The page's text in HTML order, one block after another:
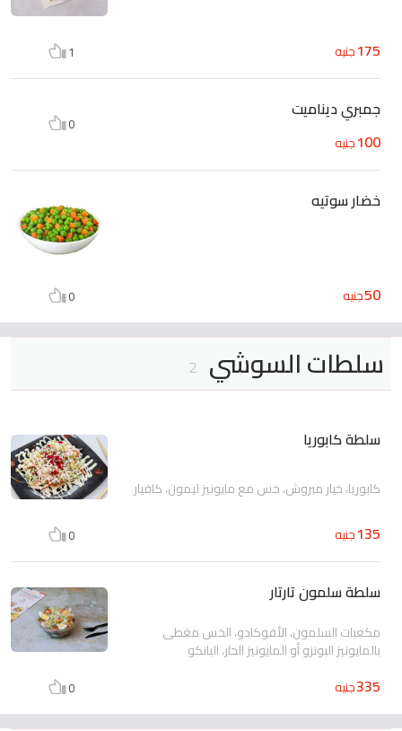
175جنيه 1
جمبري ديناميت
100جنيه
0
خضار سوتيه
50جنيه 0
سلطات السوشي 2
سلطة كابوريا
كابوريا، خيار مبروش، خس مع مايونيز ليمون، كافيار
135جنيه 0
سلطة سلمون تارتار
مكعبات السلمون، الأفوكادو، الخس مغطى
بالمايونيز البونزو أو المايونيز الحار، البانكو
335جنيه 0